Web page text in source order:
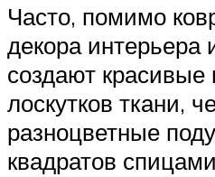
Часто, помимо
декора интерьера
создают красивые
лоскутков ткани,
разноцветные
квадратов